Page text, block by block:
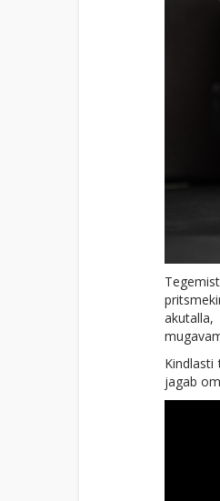
Kindlasti
jagab